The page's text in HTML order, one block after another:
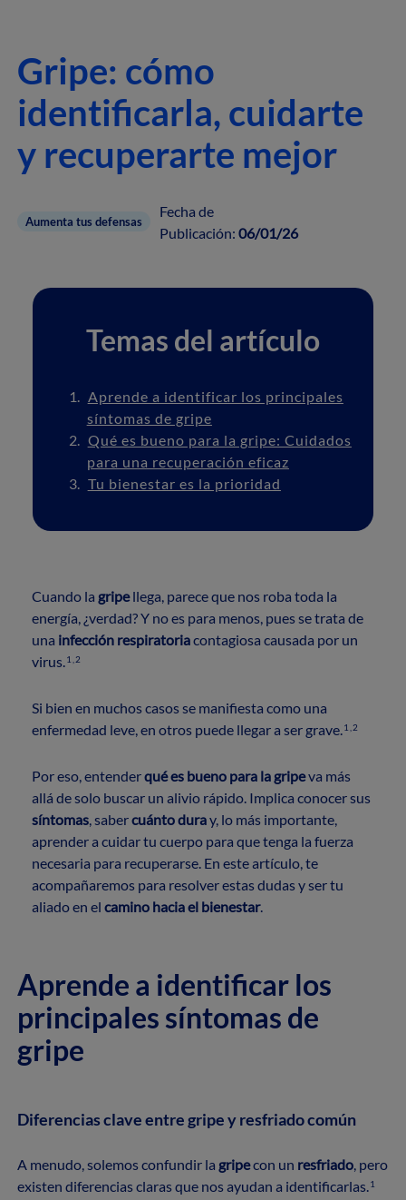
Gripe: cómo
identificarla, cuidarte
y recuperarte mejor
Aumenta tus defensas
Fecha de
Publicación: 06/01/26
Temas del artículo
Aprende a identificar los principales
síntomas de gripe
Qué es bueno para la gripe: Cuidados
para una recuperación eficaz
Tu bienestar es la prioridad
Cuando la gripellega, parece que nos roba toda la
energía, ¿verdad? Y no es para menos, pues se trata de
una infección respiratoriacontagiosa causada por un
virus. 1,2
Si bien en muchos casos se manifiesta como una
enfermedad leve, en otros puede llegar a ser grave. 1,2
Por eso, entenderqué es bueno para la gripeva más
allá de solo buscar un alivio rápido. Implica conocer sus
síntomas, sabercuánto duray, lo más importante,
aprender a cuidar tu cuerpo para que tenga la fuerza
necesaria para recuperarse. En este artículo, te
acompañaremos para resolver estas dudas y ser tu
aliado en el camino hacia el bienestar.
Aprende a identificar los
principales síntomas de
gripe
Diferencias clave entre gripe y resfriado común
A menudo, solemos confundir la gripecon un resfriado, pero
existen diferencias claras que nos ayudan a identificarlas. 1